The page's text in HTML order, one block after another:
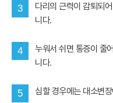
3
다리의 근력이 감퇴되
니다.
4
누워서 쉬면 통증이 줄
니다.
5 심할 경우에는 대소변